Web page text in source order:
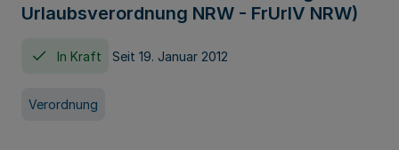
Urlaubsverordnung NRW - FrUrlV NRW)
In Kraft Seit 19. Januar 2012
Verordnung